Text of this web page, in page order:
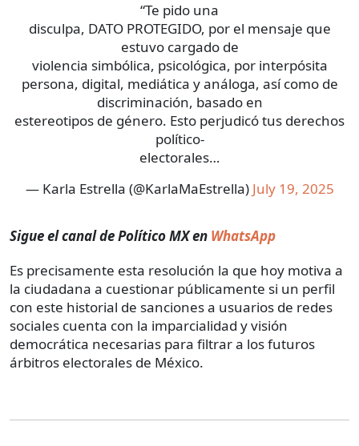
“Te pido una
disculpa, DATO PROTEGIDO, por el mensaje que
estuvo cargado de
violencia simbólica, psicológica, por interpósita
persona, digital, mediática y análoga, así como de
discriminación, basado en
estereotipos de género. Esto perjudicó tus derechos
político-
electorales…
— Karla Estrella (@KarlaMaEstrella) July 19, 2025
Sigue el canal de Político MX en WhatsApp
Es precisamente esta resolución la que hoy motiva a
la ciudadana a cuestionar públicamente si un perfil
con este historial de sanciones a usuarios de redes
sociales cuenta con la imparcialidad y visión
democrática necesarias para filtrar a los futuros
árbitros electorales de México.